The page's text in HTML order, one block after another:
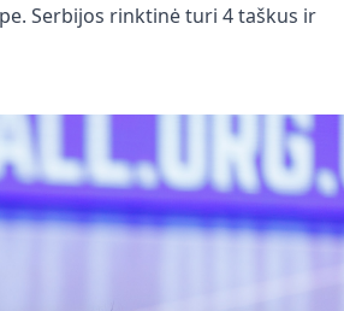
Serbijos rinktinė turi 4 taškus ir